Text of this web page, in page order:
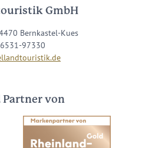
GmbH
Bernkastel-Kues
97330
Partner von